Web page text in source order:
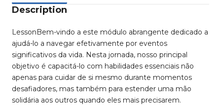
Description
LessonBem-vindo a este módulo abrangente dedicado a
ajudá-lo a navegar efetivamente por eventos
significativos da vida. Nesta jornada, nosso principal
objetivo é capacitá-lo com habilidades essenciais não
apenas para cuidar de si mesmo durante momentos
desafiadores, mas também para estender uma mão
solidária aos outros quando eles mais precisarem.